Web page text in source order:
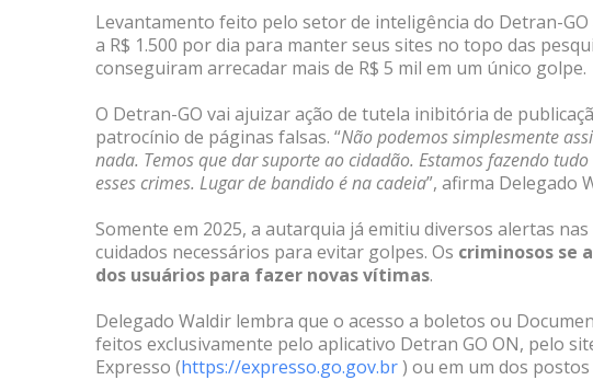
Levantamento feito pelo setor de inteligência do Detran-
a R$ 1.500 por dia para manter seus sites no topo das
conseguiram arrecadar mais de R$ 5 mil em um único golpe.
O Detran-GO vai ajuizar ação de tutela inibitória de
patrocínio de páginas falsas. “Não podemos simplesmente
nada. Temos que dar suporte ao cidadão. Estamos fazendo
esses crimes. Lugar de bandido é na cadeia”, afirma Delegado
Somente em 2025, a autarquia já emitiu diversos alertas
cuidados necessários para evitar golpes. Os criminosos se
dos usuários para fazer novas vítimas.
Delegado Waldir lembra que o acesso a boletos ou
feitos exclusivamente pelo aplicativo Detran GO ON, pelo
Expresso (https://expresso.go.gov.br) ou em um dos